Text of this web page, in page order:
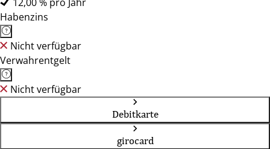
Habenzins
Nicht verfügbar
Verwahrentgelt
Nicht verfügbar
Debitkarte
girocard